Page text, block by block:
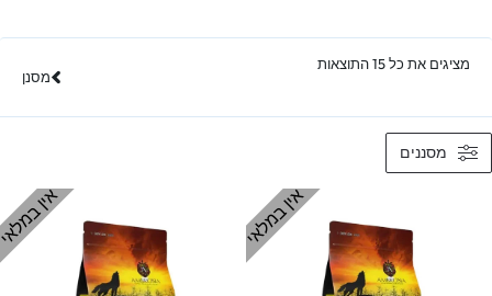
מציגים את כל ⁦15⁩ התוצאות
מסנן
מסננים
אין במלאי אין